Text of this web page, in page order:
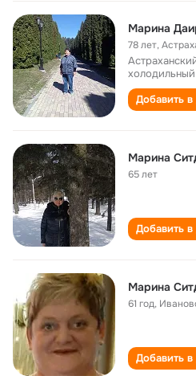
Марина
78 лет,
Добавить в
Марина
65 лет
Добавить в
Марина
61 год,
Добавить в